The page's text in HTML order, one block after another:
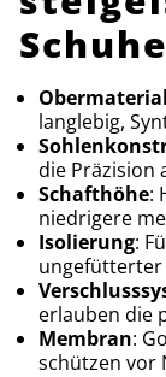
Obermaterial
langlebig,
die Präzision
Schafthöhe:
niedrigere
Isolierung:
ungefütterter
erlauben die
Membran:
schützen vor